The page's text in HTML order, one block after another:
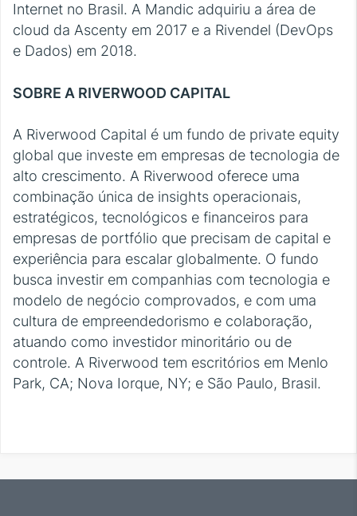
Internet no Brasil. A Mandic adquiriu a área de
cloud da Ascenty em 2017 e a Rivendel (DevOps
e Dados) em 2018.
SOBRE A RIVERWOOD CAPITAL
A Riverwood Capital é um fundo de private equity
global que investe em empresas de tecnologia de
alto crescimento. A Riverwood oferece uma
combinação única de insights operacionais,
estratégicos, tecnológicos e financeiros para
empresas de portfólio que precisam de capital e
experiência para escalar globalmente. O fundo
busca investir em companhias com tecnologia e
modelo de negócio comprovados, e com uma
cultura de empreendedorismo e colaboração,
atuando como investidor minoritário ou de
controle. A Riverwood tem escritórios em Menlo
Park, CA; Nova Iorque, NY; e São Paulo, Brasil.